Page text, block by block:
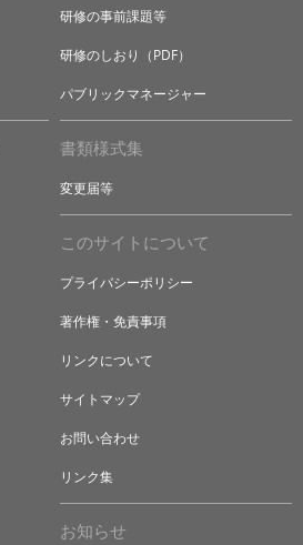
研修の事前課題等
研修のしおり（PDF）
パブリックマネージャー
書類様式集
変更届等
このサイトについて
プライバシーポリシー
著作権・免責事項
リンクについて
サイトマップ
お問い合わせ
リンク集
お知らせ